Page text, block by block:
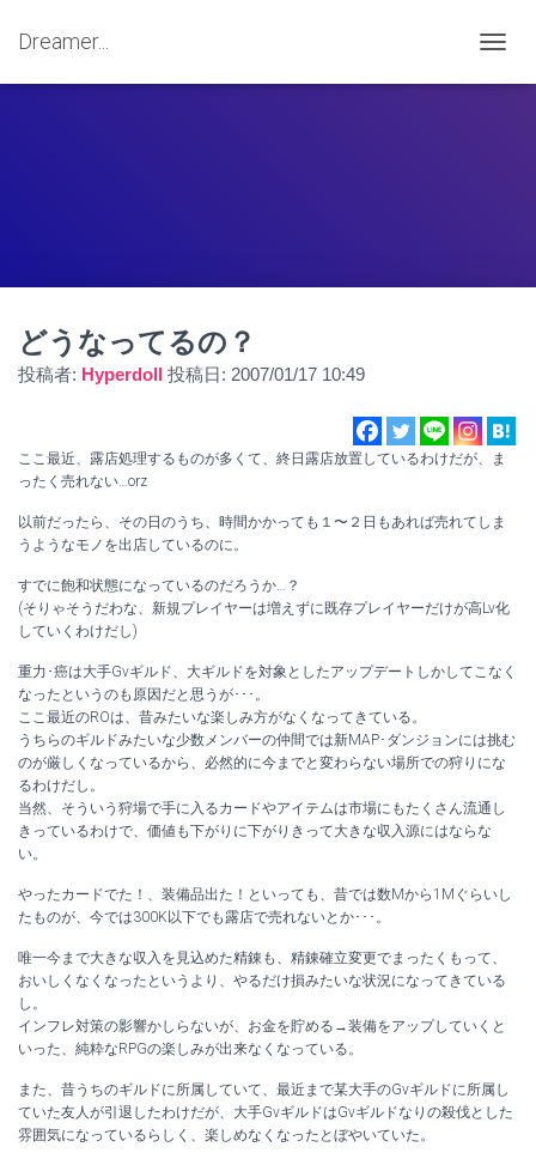
Dreamer...
ビ
替
どうなってるの？
投稿者: Hyperdoll 投稿日: 2007/01/17 10:49
ここ最近、露店処理するものが多くて、終日露店放置しているわけだが、ま
ったく売れない…orz
以前だったら、その日のうち、時間かかっても１〜２日もあれば売れてしま
うようなモノを出店しているのに。
すでに飽和状態になっているのだろうか…？
(そりゃそうだわな、新規プレイヤーは増えずに既存プレイヤーだけが高Lv化
していくわけだし)
重力･癌は大手Gvギルド、大ギルドを対象としたアップデートしかしてこなく
なったというのも原因だと思うが･･･。
ここ最近のROは、昔みたいな楽しみ方がなくなってきている。
うちらのギルドみたいな少数メンバーの仲間では新MAP･ダンジョンには挑む
のが厳しくなっているから、必然的に今までと変わらない場所での狩りにな
るわけだし。
当然、そういう狩場で手に入るカードやアイテムは市場にもたくさん流通し
きっているわけで、価値も下がりに下がりきって大きな収入源にはならな
い。
やったカードでた！、装備品出た！といっても、昔では数Mから1Mぐらいし
たものが、今では300K以下でも露店で売れないとか･･･。
唯一今まで大きな収入を見込めた精錬も、精錬確立変更でまったくもって、
おいしくなくなったというより、やるだけ損みたいな状況になってきている
し。
インフレ対策の影響かしらないが、お金を貯める→装備をアップしていくと
いった、純粋なRPGの楽しみが出来なくなっている。
また、昔うちのギルドに所属していて、最近まで某大手のGvギルドに所属し
ていた友人が引退したわけだが、大手GvギルドはGvギルドなりの殺伐とした
雰囲気になっているらしく、楽しめなくなったとぼやいていた。